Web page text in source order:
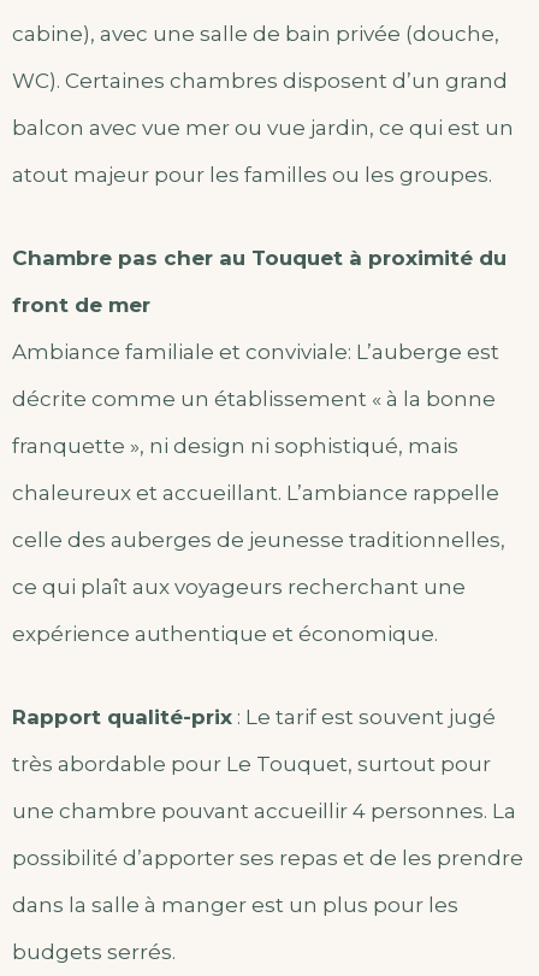
cabine), avec une salle de bain privée (douche,
WC). Certaines chambres disposent d’un grand
balcon avec vue mer ou vue jardin, ce qui est un
atout majeur pour les familles ou les groupes.
Chambre pas cher au Touquet à proximité du
front de mer
Ambiance familiale et conviviale: L’auberge est
décrite comme un établissement « à la bonne
franquette », ni design ni sophistiqué, mais
chaleureux et accueillant. L’ambiance rappelle
celle des auberges de jeunesse traditionnelles,
ce qui plaît aux voyageurs recherchant une
expérience authentique et économique.
Rapport qualité-prix : Le tarif est souvent jugé
très abordable pour Le Touquet, surtout pour
une chambre pouvant accueillir 4 personnes. La
possibilité d’apporter ses repas et de les prendre
dans la salle à manger est un plus pour les
budgets serrés.